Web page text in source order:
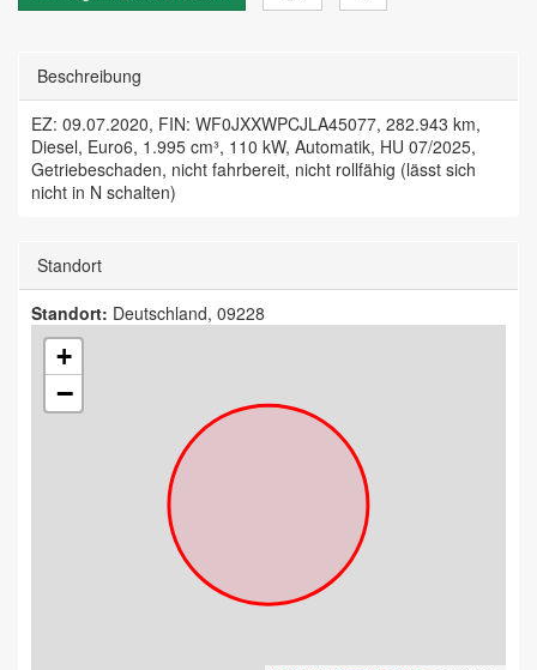
Beschreibung
EZ: 09.07.2020, FIN: WF0JXXWPCJLA45077, 282.943 km,
Diesel, Euro6, 1.995 cm³, 110 kW, Automatik, HU 07/2025,
Getriebeschaden, nicht fahrbereit, nicht rollfähig (lässt sich
nicht in N schalten)
Standort
Standort: Deutschland, 09228
+
−